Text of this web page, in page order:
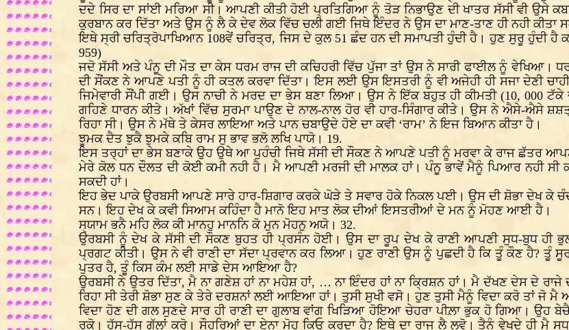
ਦਦੇ ਸਿਰ ਦਾ ਸਾਂਈ ਮਰਿਆ ਸੀ। ਆਪਣੀ ਕੀਤੀ ਹੋਈ ਪ੍ਰਤਿਗਿਆ ਨੂੰ ਤੋੜ ਨਿਭਾਉਣ ਦੀ ਖਾਤਰ ਸੱਸੀ ਵੀ ਉਸੇ
ਕੁਰਬਾਨ ਕਰ ਦਿੱਤਾ ਅਤੇ ਉਸ ਨੂੰ ਲੈ ਕੇ ਦੇਵ ਲੋਕ ਵਿੱਚ ਚਲੀ ਗਈ ਜਿਥੇ ਇੰਦਰ ਨੇ ਉਸ ਦਾ ਮਾਣ-ਤਾਣ ਹੀ ਨਹੀ ਕੀਤਾ
ਇਥੇ ਸ੍ਰੀ ਚਰਿਤ੍ਰੋਪਾਖਿਆਨ 108ਵੇਂ ਚਰਿਤ੍ਰ, ਜਿਸ ਦੇ ਕੁਲ 51 ਛੰਦ ਹਨ ਦੀ ਸਮਾਪਤੀ ਹੁੰਦੀ ਹੈ। ਹੁਣ ਸੁਰੂ ਹੁੰਦੀ ਹੈ
959)
ਜਦੋ ਸੱਸੀ ਅਤੇ ਪੰਨੂ ਦੀ ਮੌਤ ਦਾ ਕੇਸ ਧਰਮ ਰਾਜ ਦੀ ਕਚਿਹਰੀ ਵਿੱਚ ਪੁੱਜਾ ਤਾਂ ਉਸ ਨੇ ਸਾਰੀ ਫਾਈਲ ਨੂੰ ਵੇਖਿਆ।
ਦੀ ਸੌਂਕਣ ਨੇ ਆਪਣੇ ਪਤੀ ਨੂੰ ਹੀ ਕਤਲ ਕਰਵਾ ਦਿੱਤਾ। ਇਸ ਲਈ ਉਸ ਇਸਤਰੀ ਨੂੰ ਵੀ ਅਜੇਹੀ ਹੀ ਸਜਾ ਦੇਣੀ
ਜਿਮੇਵਾਰੀ ਸੌਂਪੀ ਗਈ। ਉਸ ਨਾਚੀ ਨੇ ਮਰਦ ਦਾ ਭੇਸ ਬਣਾ ਲਿਆ। ਉਸ ਨੇ ਇੱਕ ਬਹੁਤ ਹੀ ਕੀਮਤੀ (10, 000
ਗਹਿਣੇ ਧਾਰਨ ਕੀਤੇ। ਅੱਖਾਂ ਵਿੱਚ ਸੁਰਮਾ ਪਾਉਣ ਦੇ ਨਾਲ-ਨਾਲ ਹੋਰ ਵੀ ਹਾਰ-ਸਿੰਗਾਰ ਕੀਤੇ। ਉਸ ਨੇ ਐਸੇ-ਐਸੇ
ਰਿਹਾ ਸੀ। ਉਸ ਨੇ ਮੱਥੇ ਤੇ ਕੇਸਰ ਲਾਇਆ ਅਤੇ ਪਾਨ ਚਬਾਉਦੇ ਹੋਏ ਦਾ ਕਵੀ ‘ਰਾਮ’ ਨੇ ਇਜ ਬਿਆਨ ਕੀਤਾ ਹੈ।
ਝੂਮਕ ਦੈਤ ਝੁਕੈ ਝੁਮਕੇ ਕਬਿ ਰਾਮ ਸੁ ਭਾਵ ਭਲੋ ਲਖਿ ਪਾਯੋ। 19.
ਇਸ ਤਰ੍ਹਾਂ ਦਾ ਭੇਸ ਬਣਾਕੇ ਉਹ ਉਥੇ ਆ ਪੁਹੰਚੀ ਜਿਥੇ ਸੱਸੀ ਦੀ ਸੌਕਣ ਨੇ ਆਪਣੇ ਪਤੀ ਨੂੰ ਮਰਵਾ ਕੇ ਰਾਜ ਛੱਤਰ
ਮੇਰੇ ਕੋਲ ਧਨ ਦੌਲਤ ਦੀ ਕੋਈ ਕਮੀ ਨਹੀ ਹੈ। ਮੈ ਆਪਣੀ ਮਰਜੀ ਦੀ ਮਾਲਕ ਹਾਂ। ਪੰਨੂ ਭਾਵੇਂ ਮੈਨੂੰ ਪਿਆਰ ਨਹੀ
ਸਕਦੀ ਹਾਂ।
ਇਹ ਭੇਦ ਪਾਕੇ ਉਰਬਸੀ ਆਪਣੇ ਸਾਰੇ ਹਾਰ-ਸ਼ਿਗਾਰ ਕਰਕੇ ਘੋੜੇ ਤੇ ਸਵਾਰ ਹੋਕੇ ਨਿਕਲ ਪਈ। ਉਸ ਦੀ ਸ਼ੋਭਾ ਦੇਖ ਕੇ
ਸਨ। ਇਹ ਦੇਖ ਕੇ ਕਵੀ ਸਿਆਮ ਕਹਿੰਦਾ ਹੈ ਮਾਨੋ ਇਹ ਮਾਤ ਲੋਕ ਦੀਆਂ ਇਸਤਰੀਆਂ ਦੇ ਮਨ ਨੂੰ ਮੋਹਣ ਆਈ ਹੈ।
ਸੑਯਾਮ ਭਨੈ ਮਹਿ ਲੋਕ ਕੀ ਮਾਨਹੁ ਮਾਨਨਿ ਕੋ ਮੁਨ ਮੋਹਨੁ ਅਯੋ। 32.
ਉਰਬਸੀ ਨੂੰ ਦੇਖ ਕੇ ਸੱਸੀ ਦੀ ਸੌਕਣ ਬੁਹਤ ਹੀ ਪ੍ਰਸੰਨ ਹੋਈ। ਉਸ ਦਾ ਰੂਪ ਦੇਖ ਕੇ ਰਾਣੀ ਆਪਣੀ ਸੁਧ-ਬੁਧ ਹੀ
ਪ੍ਰਗਟ ਕੀਤੀ। ਉਸ ਨੇ ਵੀ ਰਾਣੀ ਦਾ ਸੱਦਾ ਪ੍ਰਵਾਨ ਕਰ ਲਿਆ। ਹੁਣ ਰਾਣੀ ਉਸ ਨੂੰ ਪੁਛਦੀ ਹੈ ਕਿ ਤੂੰ ਕੌਣ ਹੈ? ਤੂੰ
ਪੁਤਰ ਹੈ, ਤੂੰ ਕਿਸ ਕੰਮ ਲਈ ਸਾਡੇ ਦੇਸ ਆਇਆ ਹੈ?
ਉਰਬਸੀ ਨੇ ਉਤਰ ਦਿੱਤਾ, ਮੈ ਨਾ ਗਣੇਸ਼ ਹਾਂ ਨਾ ਮਹੇਸ਼ ਹਾਂ, … ਨਾ ਇੰਦਰ ਹਾਂ ਨਾ ਕ੍ਰਿਸ਼ਨ ਹਾਂ। ਮੈ ਦੱਖਣ ਦੇਸ ਦੇ
ਰਿਹਾ ਸੀ ਤੇਰੀ ਸ਼ੋਭਾ ਸੁਣ ਕੇ ਤੇਰੇ ਦਰਸ਼ਨਾਂ ਲਈ ਆਇਆ ਹਾਂ। ਤੁਸੀ ਸੁਖੀ ਵਸੋ। ਹੁਣ ਤੁਸੀ ਮੈਨੂੰ ਵਿਦਾ ਕਰੋ ਤਾਂ ਜੋ ਮੈ
ਵਿਦਾ ਹੋਣ ਦੀ ਗਲ ਸੁਣਦੇ ਸਾਰ ਹੀ ਰਾਣੀ ਦਾ ਗੁਲਾਬ ਵਾਂਗ ਖਿੜਿਆ ਹੋਇਆ ਚੇਹਰਾ ਪੀਲ਼ਾ ਭੁਕ ਹੋ ਗਿਆ। ਉਹ
ਰੁਕੋ। ਹੱਸ-ਹੱਸ ਗੱਲਾਂ ਕਰੋ। ਸੌਹਰਿਆਂ ਦਾ ਏਨਾ ਮੋਹ ਕਿਓ ਕਰਦਾ ਹੈ? ਇਥੇ ਦਾ ਰਾਜ ਲੈ ਲਵੋ। ਤੈਨੂੰ ਵੇਖਦੇ ਹੀ